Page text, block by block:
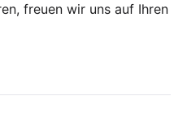
freuen wir uns auf Ihren